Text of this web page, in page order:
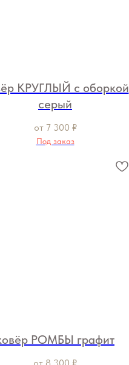
КРУГЛЫЙ с оборкой
серый
от 7 300 ₽
Под заказ
РОМБЫ графит